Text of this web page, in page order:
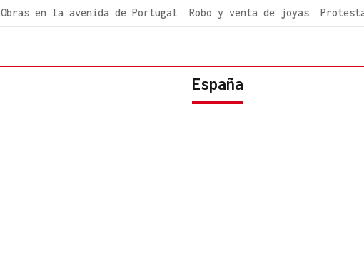
Obras en la avenida de Portugal Robo y venta de joyas
España